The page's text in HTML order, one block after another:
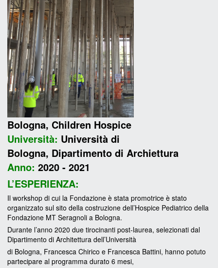
Bologna, Children Hospice
Università: Università di
Bologna, Dipartimento di Archiettura
Anno: 2020 - 2021
L’ESPERIENZA:
Il workshop di cui la Fondazione è stata promotrice è stato
organizzato sul sito della costruzione dell’Hospice Pediatrico della
Fondazione MT Seragnoli a Bologna.
Durante l’anno 2020 due tirocinanti post-laurea, selezionati dal
Dipartimento di Architettura dell’Università
di Bologna, Francesca Chirico e Francesca Battini, hanno potuto
partecipare al programma durato 6 mesi,